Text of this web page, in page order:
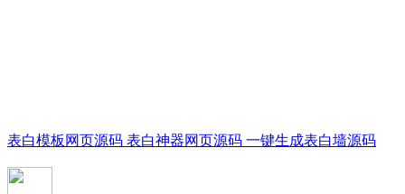
表白模板网页源码 表白神器网页源码 一键生成表白墙源码